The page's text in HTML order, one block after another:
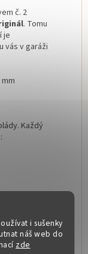
i sušenky
náš web do
zde
. Tomu
je
vás v garáži
Každý